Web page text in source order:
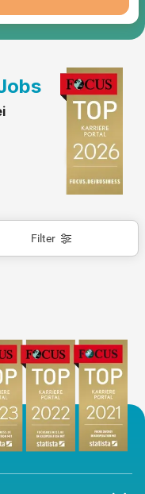
Filter